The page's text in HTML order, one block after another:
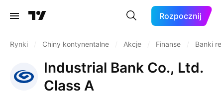
Rozpocznij
Rynki Chiny kontynentalne Akcje Finanse Banki
Industrial Bank Co., Ltd.
Class A